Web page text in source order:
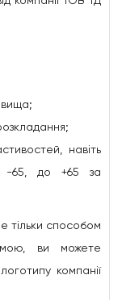
навіть
-65, до +65 за
тільки способом
ви можете
компанії